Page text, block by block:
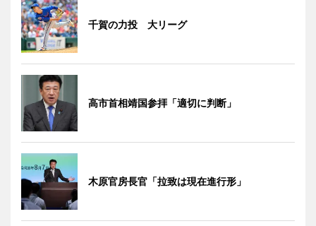
千賀の力投 大リーグ
高市首相靖国参拝「適切に判断」
木原官房長官「拉致は現在進行形」